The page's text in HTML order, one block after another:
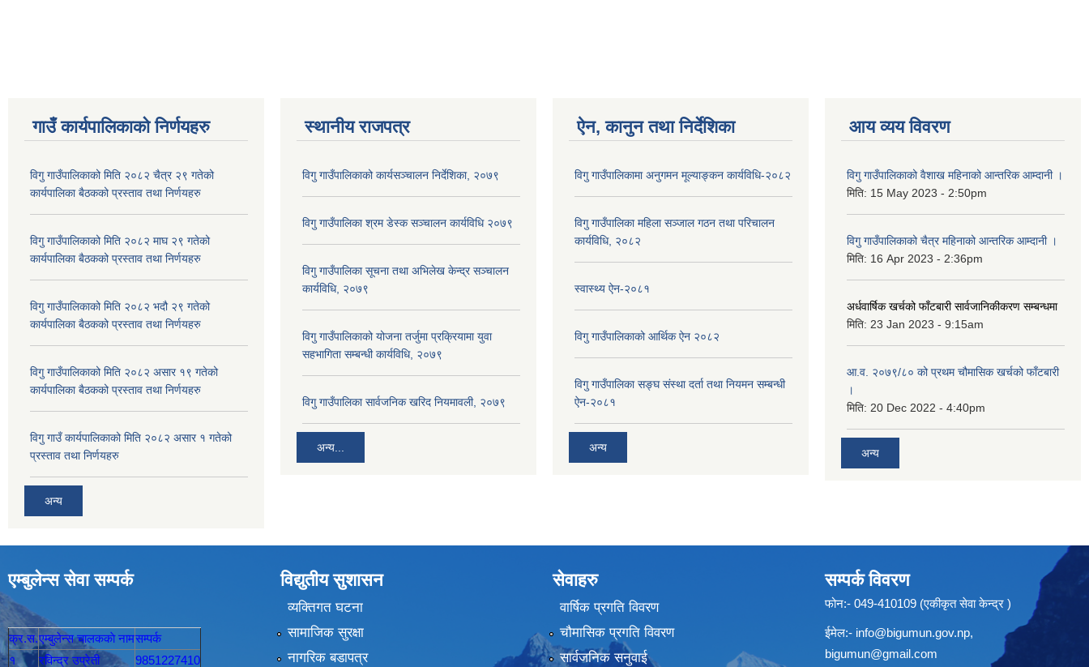
गाउँ कार्यपालिकाकाे निर्णयहरु
विगु गाउँपालिकाको मिति २०८२ चैत्र २९ गतेको
कार्यपालिका बैठकको प्रस्ताव तथा निर्णयहरु
विगु गाउँपालिकाको मिति २०८२ माघ २९ गतेको
कार्यपालिका बैठकको प्रस्ताव तथा निर्णयहरु
विगु गाउँपालिकाको मिति २०८२ भदौ २९ गतेको
कार्यपालिका बैठकको प्रस्ताव तथा निर्णयहरु
विगु गाउँपालिकाको मिति २०८२ असार १९ गतेको
कार्यपालिका बैठकको प्रस्ताव तथा निर्णयहरु
विगु गाउँ कार्यपालिकाको मिति २०८२ असार १ गतेको
प्रस्ताव तथा निर्णयहरु
अन्य
स्थानीय राजपत्र
विगु गाउँपालिकाको कार्यसञ्‍चालन निर्देशिका, २०७९
विगु गाउँपालिका श्रम डेस्क सञ्चालन कार्यविधि २०७९
विगु गाउँपालिका सूचना तथा अभिलेख केन्द्र सञ्चालन
कार्यविधि, २०७९
विगु गाउँपालिकाको योजना तर्जुमा प्रक्रियामा युवा
सहभागिता सम्बन्धी कार्यविधि, २०७९
विगु गाउँपालिका सार्वजनिक खरिद नियमावली, २०७९
अन्य...
ऐन, कानुन तथा निर्देशिका
विगु गाउँपालिकामा अनुगमन मूल्याङ्कन कार्यविधि-२०८२
विगु गाउँपालिका महिला सञ्जाल गठन तथा परिचालन
कार्यविधि, २०८२
स्वास्थ्य ऐन-२०८१
विगु गाउँपालिकाको आर्थिक ऐन २०८२
विगु गाउँपालिका सङ्घ संस्था दर्ता तथा नियमन सम्बन्धी
ऐन-२०८१
अन्य
आय व्यय विवरण
विगु गाउँपालिकाको वैशाख महिनाको आन्तरिक आम्दानी ।
मिति: 15 May 2023 - 2:50pm
विगु गाउँपालिकाको चैत्र महिनाको आन्तरिक आम्दानी ।
मिति: 16 Apr 2023 - 2:36pm
अर्धवार्षिक खर्चको फाँटबारी सार्वजानिकीकरण सम्बन्धमा
मिति: 23 Jan 2023 - 9:15am
आ.व. २०७९/८० को प्रथम चौमासिक खर्चको फाँटबारी
।
मिति: 20 Dec 2022 - 4:40pm
अन्य
एम्बुलेन्स सेवा सम्पर्क
क्र.स.एम्बुलेन्स चालककाे नामसम्पर्क
१
रविन्द्र उप्रेती 9851227410
विद्युतीय सुशासन
व्यक्तिगत घटना
सामाजिक सुरक्षा
नागरिक बडापत्र
सेवाहरु
वार्षिक प्रगति विवरण
चौमासिक प्रगति विवरण
सार्वजनिक सनुवाई
सम्पर्क विवरण
फोन:- 049-410109 (एकीकृत सेवा केन्द्र )
ईमेल:- info@bigumun.gov.np,
bigumun@gmail.com